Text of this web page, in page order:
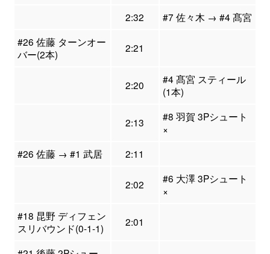
2:32
#7 佐々木 → #4 髙宮
#26 佐藤 ターンオー
バー(2本)
2:21
2:20
#4 髙宮 スティール
(1本)
2:13
#8 羽賀 3Pシュート
×
#26 佐藤 → #1 武居
2:11
2:02
#6 大澤 3Pシュート
×
#18 昆野 ディフェン
スリバウンド(0-1-1)
2:01